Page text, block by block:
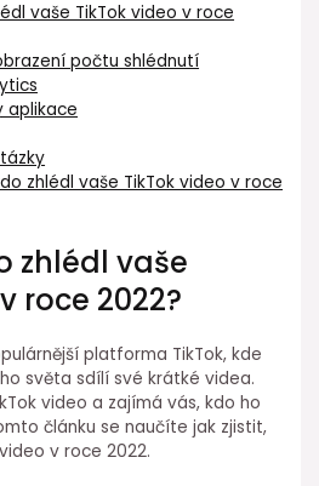
vaše TikTok video v roce
počtu shlédnutí
aplikace
zhlédl vaše TikTok video v roce
zhlédl vaše
roce 2022?
platforma TikTok, kde
světa sdílí své krátké videa.
video a zajímá vás, kdo ho
článku se naučíte jak zjistit,
v roce 2022.